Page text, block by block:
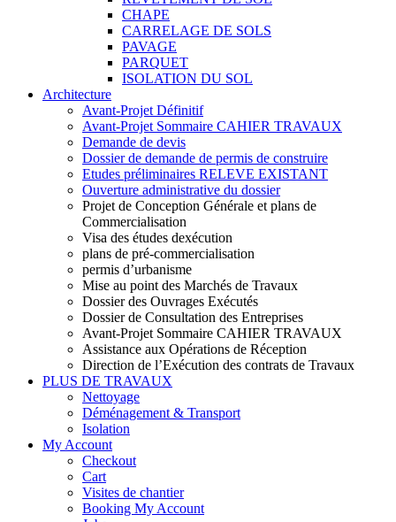
CHAPE
CARRELAGE DE SOLS
PAVAGE
PARQUET
ISOLATION DU SOL
Architecture
Avant-Projet Définitif
Avant-Projet Sommaire CAHIER TRAVAUX
Demande de devis
Dossier de demande de permis de construire
Etudes préliminaires RELEVE EXISTANT
Ouverture administrative du dossier
Projet de Conception Générale et plans de
Commercialisation
Visa des études dexécution
plans de pré-commercialisation
permis d’urbanisme
Mise au point des Marchés de Travaux
Dossier des Ouvrages Exécutés
Dossier de Consultation des Entreprises
Avant-Projet Sommaire CAHIER TRAVAUX
Assistance aux Opérations de Réception
Direction de l’Exécution des contrats de Travaux
PLUS DE TRAVAUX
Nettoyage
Déménagement & Transport
Isolation
My Account
Checkout
Cart
Visites de chantier
Booking My Account